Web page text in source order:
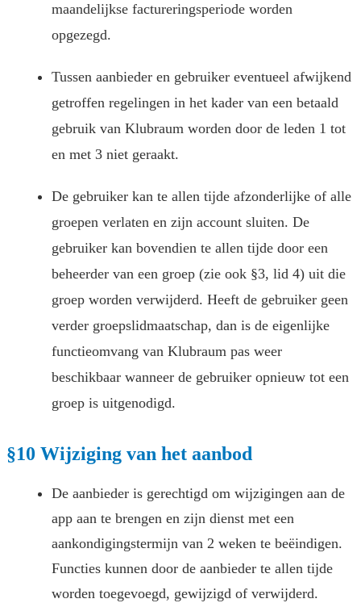
maandelijkse factureringsperiode worden
opgezegd.
Tussen aanbieder en gebruiker eventueel afwijkend
getroffen regelingen in het kader van een betaald
gebruik van Klubraum worden door de leden 1 tot
en met 3 niet geraakt.
De gebruiker kan te allen tijde afzonderlijke of alle
groepen verlaten en zijn account sluiten. De
gebruiker kan bovendien te allen tijde door een
beheerder van een groep (zie ook §3, lid 4) uit die
groep worden verwijderd. Heeft de gebruiker geen
verder groepslidmaatschap, dan is de eigenlijke
functieomvang van Klubraum pas weer
beschikbaar wanneer de gebruiker opnieuw tot een
groep is uitgenodigd.
§10 Wijziging van het aanbod
De aanbieder is gerechtigd om wijzigingen aan de
app aan te brengen en zijn dienst met een
aankondigingstermijn van 2 weken te beëindigen.
Functies kunnen door de aanbieder te allen tijde
worden toegevoegd, gewijzigd of verwijderd.